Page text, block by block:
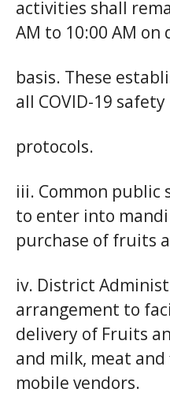
activities shall
AM to 10:00 AM on
basis. These
all COVID-19 safety
protocols.
iii. Common public
to enter into
purchase of fruits
iv. District
arrangement to
delivery of Fruits
and milk, meat
mobile vendors.